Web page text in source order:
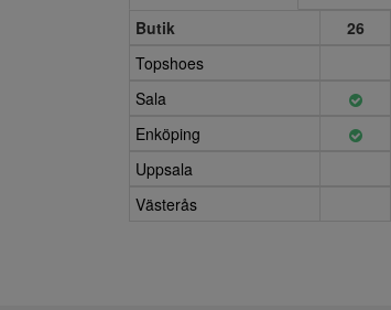
Butik
26
Topshoes
Sala
Enköping
Uppsala
Västerås